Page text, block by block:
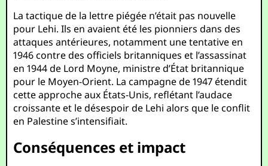
La tactique de la lettre piégée n’était pas nouvelle
pour Lehi. Ils en avaient été les pionniers dans des
attaques antérieures, notamment une tentative en
1946 contre des officiels britanniques et l’assassinat
en 1944 de Lord Moyne, ministre d’État britannique
pour le Moyen-Orient. La campagne de 1947 étendit
cette approche aux États-Unis, reflétant l’audace
croissante et le désespoir de Lehi alors que le conflit
en Palestine s’intensifiait.
Conséquences et impact